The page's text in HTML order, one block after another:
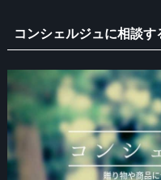
コンシェルジュに相談す